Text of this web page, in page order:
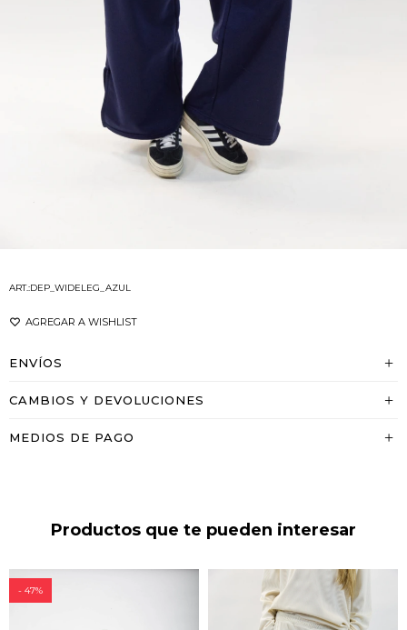
DEP_WIDELEG_AZUL
ENVÍOS
CAMBIOS Y DEVOLUCIONES
MEDIOS DE PAGO
Productos que te pueden interesar
47